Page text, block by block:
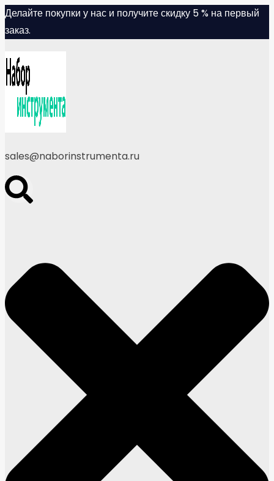
Skip
to
Делайте покупки у нас и получите скидку 5 % на первый
заказ.
sales@naborinstrumenta.ru